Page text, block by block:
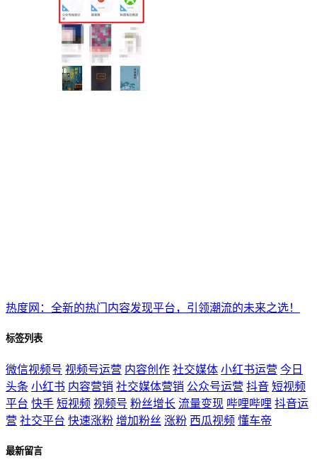
热度网：全新的热门内容发现平台，引领潮流的未来之选！
标签列表
微信视频号 视频号运营 内容创作 社交媒体 小红书运营 今日
头条 小红书 内容营销 社交媒体营销 公众号运营 抖音 短视频
平台 快手 短视频 视频号 粉丝增长 流量变现 哔哩哔哩 抖音运
营 社交平台 快速涨粉 增加粉丝 涨粉 西瓜视频 懂车帝
最新留言